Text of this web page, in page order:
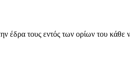
έδρα τους εντός των ορίων του κάθε